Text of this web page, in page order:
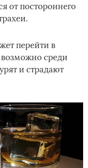
от постороннего
перейти в
возможно среди
и страдают